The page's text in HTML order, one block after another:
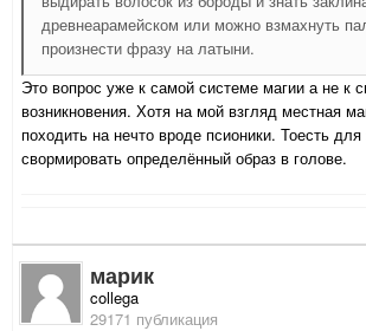
древнеарамейском или можно взмахнуть
произнести фразу на латыни.
Это вопрос уже к самой системе магии а не к
возникновения. Хотя на мой взгляд местная
походить на нечто вроде псионики. Тоесть
свормировать определённый образ в голове.
марик
collega
29171 публикация